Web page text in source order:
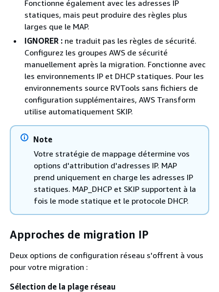
Fonctionne également avec les adresses IP
statiques, mais peut produire des règles plus
larges que le MAP.
IGNORER : ne traduit pas les règles de sécurité.
Configurez les groupes AWS de sécurité
manuellement après la migration. Fonctionne avec
les environnements IP et DHCP statiques. Pour les
environnements source RVTools sans fichiers de
configuration supplémentaires, AWS Transform
utilise automatiquement SKIP.
Note
Votre stratégie de mappage détermine vos
options d'attribution d'adresses IP. MAP
prend uniquement en charge les adresses IP
statiques. MAP_DHCP et SKIP supportent à la
fois le mode statique et le protocole DHCP.
Approches de migration IP
Deux options de configuration réseau s'offrent à vous
pour votre migration :
Sélection de la plage réseau